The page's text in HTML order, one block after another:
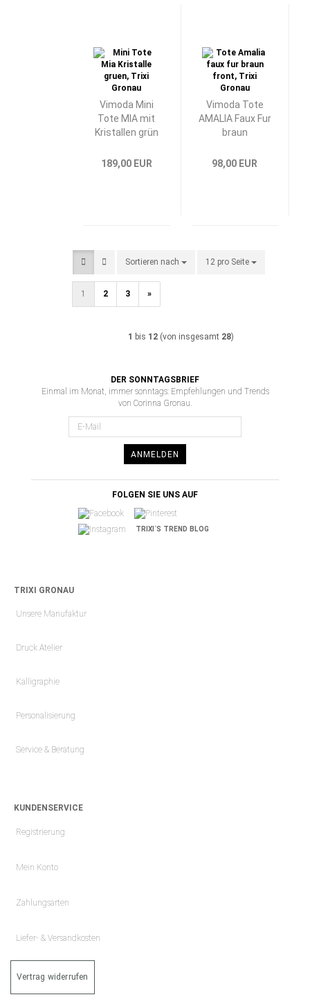
Vimoda Mini
Tote MIA mit
Kristallen grün
189,00 EUR
Vimoda Tote
AMALIA Faux Fur
braun
98,00 EUR
Sortieren nach
Sortieren nach 12 pro Seite
pro Seite
1 2 3 »
1 bis 12 (von insgesamt 28)
DER SONNTAGSBRIEF
Einmal im Monat, immer sonntags: Empfehlungen und Trends
von Corinna Gronau.
ANMELDEN
FOLGEN SIE UNS AUF
TRIXI´S TREND BLOG
TRIXI GRONAU
Unsere Manufaktur
Druck Atelier
Kalligraphie
Personalisierung
Service & Beratung
KUNDENSERVICE
Registrierung
Mein Konto
Zahlungsarten
Liefer- & Versandkosten
Vertrag widerrufen